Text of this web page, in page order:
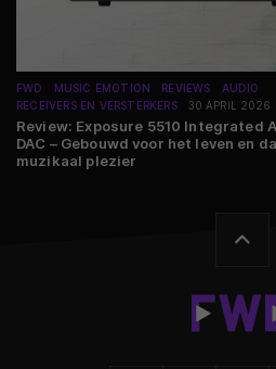
FWD MUSIC EMOTION REVIEWS
AUDIO
RECEIVERS EN VERSTERKERS
30 APRIL 2026
Review: Exposure 5510 Integrated
DAC – Gebouwd voor het leven en
muzikaal plezier